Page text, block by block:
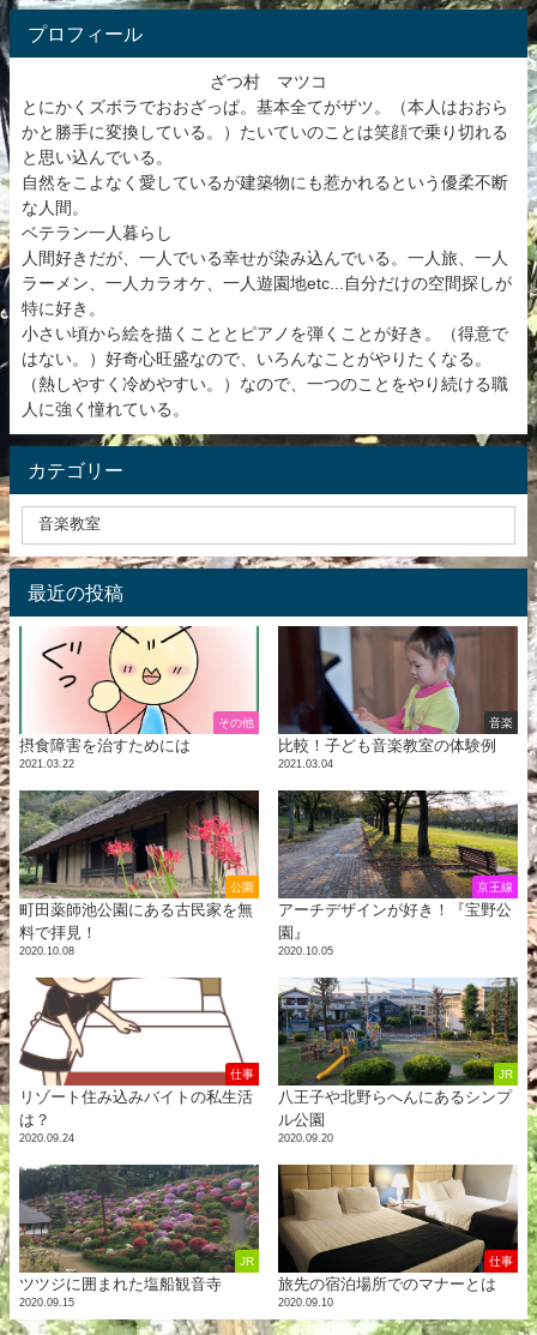
プロフィール
ざつ村 マツコ
とにかくズボラでおおざっぱ。基本全てがザツ。（本人はおおら
かと勝手に変換している。）たいていのことは笑顔で乗り切れる
と思い込んでいる。
自然をこよなく愛しているが建築物にも惹かれるという優柔不断
な人間。
ベテラン一人暮らし
人間好きだが、一人でいる幸せが染み込んでいる。一人旅、一人
ラーメン、一人カラオケ、一人遊園地etc...自分だけの空間探しが
特に好き。
小さい頃から絵を描くこととピアノを弾くことが好き。（得意で
はない。）好奇心旺盛なので、いろんなことがやりたくなる。
（熱しやすく冷めやすい。）なので、一つのことをやり続ける職
人に強く憧れている。
カテゴリー
最近の投稿
その他
摂食障害を治すためには
2021.03.22
音楽
比較！子ども音楽教室の体験例
2021.03.04
公園
町田薬師池公園にある古民家を無
料で拝見！
2020.10.08
京王線
アーチデザインが好き！『宝野公
園』
2020.10.05
仕事
リゾート住み込みバイトの私生活
は？
2020.09.24
JR
八王子や北野らへんにあるシンプ
ル公園
2020.09.20
JR
ツツジに囲まれた塩船観音寺
2020.09.15
仕事
旅先の宿泊場所でのマナーとは
2020.09.10